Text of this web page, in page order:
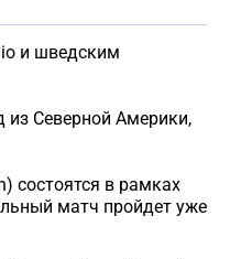
и шведским
из Северной Америки,
состоятся в рамках
матч пройдет уже